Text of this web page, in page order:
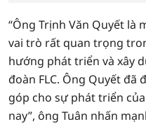
“Ông Trịnh Văn Quyết là
vai trò rất quan trọng
hướng phát triển và xây
đoàn FLC. Ông Quyết đã
góp cho sự phát triển
nay”, ông Tuân nhấn